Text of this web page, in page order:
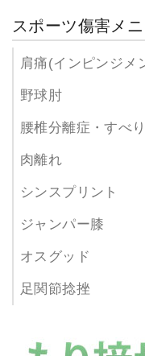
スポーツ傷害メ
肩痛(インピンジメ
野球肘
腰椎分離症・すべ
肉離れ
シンスプリント
ジャンパー膝
オスグッド
足関節捻挫